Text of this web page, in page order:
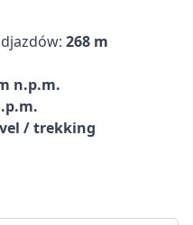
268 m
n.p.m.
/ trekking